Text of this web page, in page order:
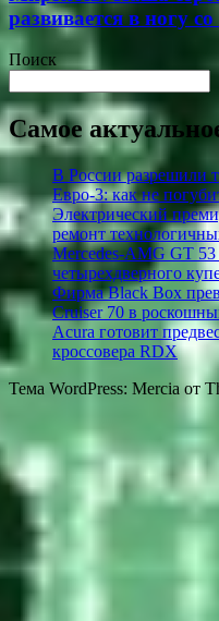
развивается в ногу
Поиск
Самое
В России разрешили
Евро-3: как не
Электрический
ремонт
Mercedes-AMG GT
четырехдверного
Фирма Black Box
Cruiser 70 в
Acura готовит
кроссовера RDX
Тема WordPress: Mercia от